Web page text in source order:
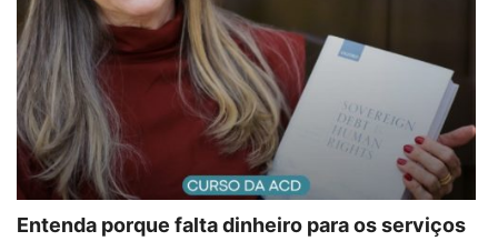
Entenda porque falta dinheiro para os serviços